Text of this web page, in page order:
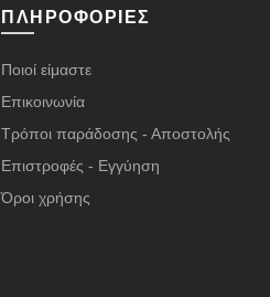
ΠΛΗΡΟΦΟΡΊΕΣ
Ποιοί είμαστε
Επικοινωνία
Τρόποι παράδοσης - Αποστολής
Επιστροφές - Εγγύηση
Όροι χρήσης